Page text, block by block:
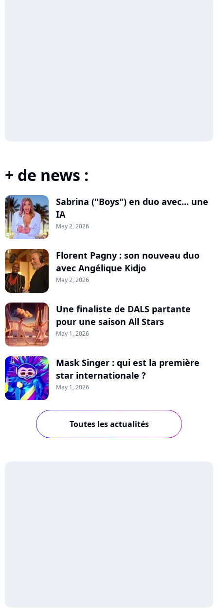
+ de news :
Sabrina ("Boys") en duo avec... une
IA
May 2, 2026
Florent Pagny : son nouveau duo
avec Angélique Kidjo
May 2, 2026
Une finaliste de DALS partante
pour une saison All Stars
May 1, 2026
Mask Singer : qui est la première
star internationale ?
May 1, 2026
Toutes les actualités